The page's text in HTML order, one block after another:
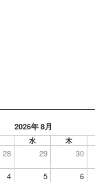
2026年 8月
水 木
28 29 30
4 5 6